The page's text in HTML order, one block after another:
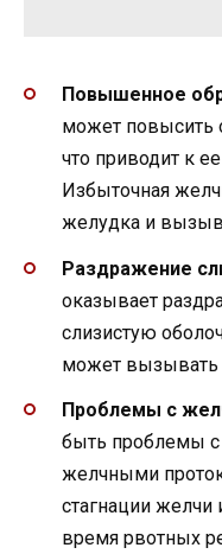
Повышенное
может повысить
что приводит к
Избыточная
желудка и
Раздражение
оказывает
слизистую
может вызывать
Проблемы с
быть проблемы
желчными
стагнации
время рвотных